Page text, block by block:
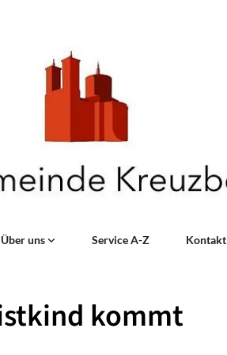
Über uns Service A-Z Kontakt
kommt